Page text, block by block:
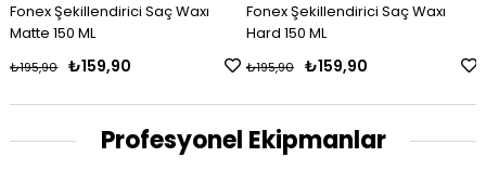
Fonex Şekillendirici Saç Waxı
Matte 150 ML
₺159,90
₺195,90
Fonex Şekillendirici Saç Waxı
Hard 150 ML
₺159,90
₺195,90
Profesyonel Ekipmanlar